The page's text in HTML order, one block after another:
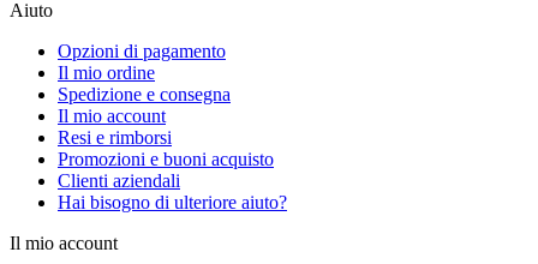
Aiuto
Opzioni di pagamento
Il mio ordine
Spedizione e consegna
Il mio account
Resi e rimborsi
Promozioni e buoni acquisto
Clienti aziendali
Hai bisogno di ulteriore aiuto?
Il mio account